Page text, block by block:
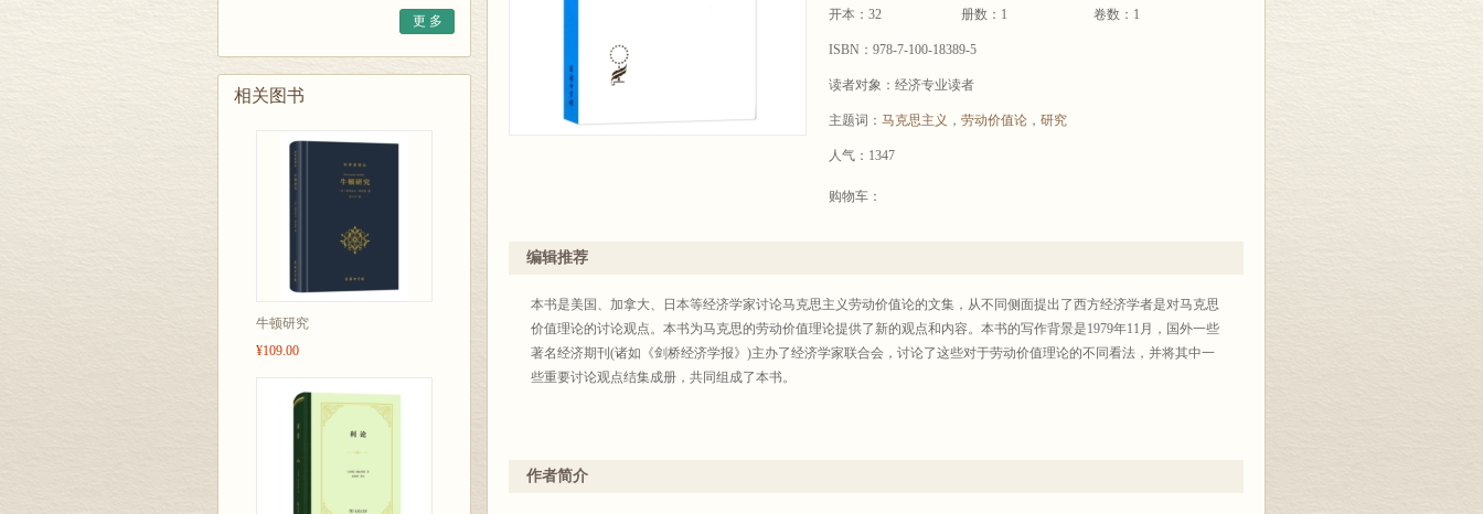
更 多
相关图书
牛顿研究
¥109.00
开本：32 册数：1 卷数：1
ISBN：978-7-100-18389-5
读者对象：经济专业读者
主题词： 马克思主义 ， 劳动价值论 ， 研究
人气：1347
购物车：
编辑推荐
本书是美国、加拿大、日本等经济学家讨论马克思主义劳动价值论的文集，从不同侧面提出了西方经济学者是对马克思
价值理论的讨论观点。本书为马克思的劳动价值理论提供了新的观点和内容。本书的写作背景是1979年11月，国外一些
著名经济期刊(诸如《剑桥经济学报》)主办了经济学家联合会，讨论了这些对于劳动价值理论的不同看法，并将其中一
些重要讨论观点结集成册，共同组成了本书。
作者简介